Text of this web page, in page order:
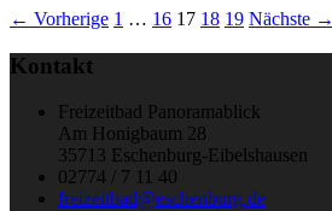
← Vorherige 1 … 16 17 18 19 Nächste →
Kontakt
Freizeitbad Panoramablick
Am Honigbaum 28
35713 Eschenburg-Eibelshausen
02774 / 7 11 40
freizeitbad@eschenburg.de